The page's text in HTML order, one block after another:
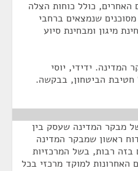
האחרים, כולל כוחות הצלה
שנמצאים ברחבי
מיגון ומבחינת סיוע
המדינה. ידידי, יוסי
חטיבת הביטחון, בבקשה.
מבקר המדינה שעסק בין
ראשון שמבקר המדינה
בזה רבות, בשל המרכזיות
האחרונות למוקד מרכזי בכל